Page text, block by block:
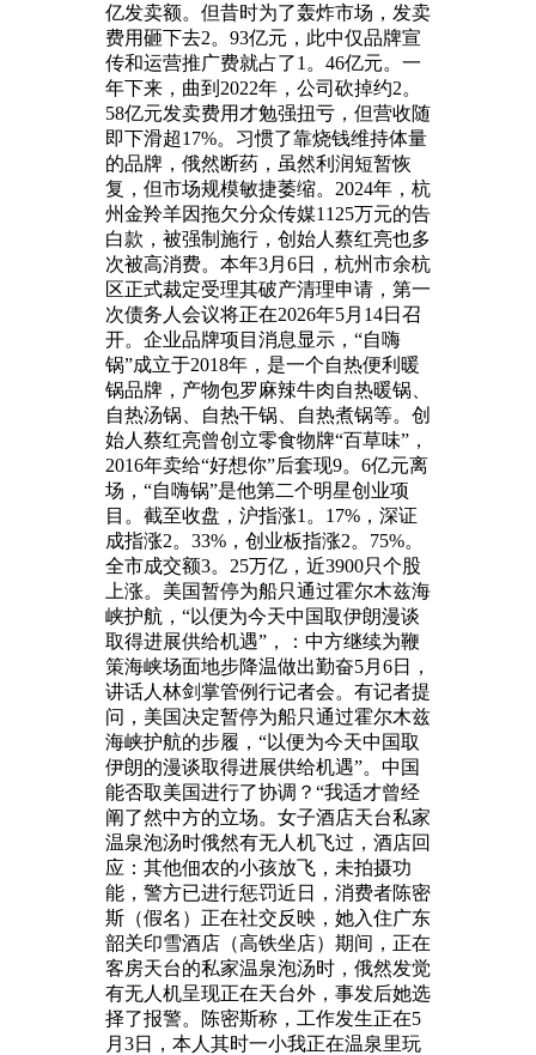
亿发卖额。但昔时为了轰炸市场，发卖
费用砸下去2。93亿元，此中仅品牌宣
传和运营推广费就占了1。46亿元。一
年下来，曲到2022年，公司砍掉约2。
58亿元发卖费用才勉强扭亏，但营收随
即下滑超17%。习惯了靠烧钱维持体量
的品牌，俄然断药，虽然利润短暂恢
复，但市场规模敏捷萎缩。2024年，杭
州金羚羊因拖欠分众传媒1125万元的告
白款，被强制施行，创始人蔡红亮也多
次被高消费。本年3月6日，杭州市余杭
区正式裁定受理其破产清理申请，第一
次债务人会议将正在2026年5月14日召
开。企业品牌项目消息显示，“自嗨
锅”成立于2018年，是一个自热便利暖
锅品牌，产物包罗麻辣牛肉自热暖锅、
自热汤锅、自热干锅、自热煮锅等。创
始人蔡红亮曾创立零食物牌“百草味”，
2016年卖给“好想你”后套现9。6亿元离
场，“自嗨锅”是他第二个明星创业项
目。截至收盘，沪指涨1。17%，深证
成指涨2。33%，创业板指涨2。75%。
全市成交额3。25万亿，近3900只个股
上涨。美国暂停为船只通过霍尔木兹海
峡护航，“以便为今天中国取伊朗漫谈
取得进展供给机遇”，：中方继续为鞭
策海峡场面地步降温做出勤奋5月6日，
讲话人林剑掌管例行记者会。有记者提
问，美国决定暂停为船只通过霍尔木兹
海峡护航的步履，“以便为今天中国取
伊朗的漫谈取得进展供给机遇”。中国
能否取美国进行了协调？“我适才曾经
阐了然中方的立场。女子酒店天台私家
温泉泡汤时俄然有无人机飞过，酒店回
应：其他佃农的小孩放飞，未拍摄功
能，警方已进行惩罚近日，消费者陈密
斯（假名）正在社交反映，她入住广东
韶关印雪酒店（高铁坐店）期间，正在
客房天台的私家温泉泡汤时，俄然发觉
有无人机呈现正在天台外，事发后她选
择了报警。陈密斯称，工作发生正在5
月3日，本人其时一小我正在温泉里玩